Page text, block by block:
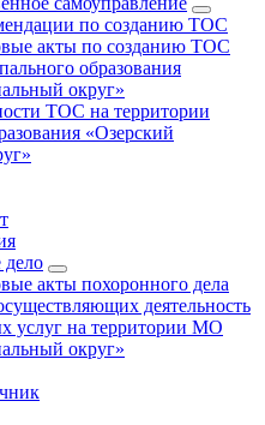
по созданию ТОС
акты по созданию ТОС
образования
округ»
ТОС на территории
«Озерский
дело
акты похоронного дела
деятельность
услуг на территории МО
округ»